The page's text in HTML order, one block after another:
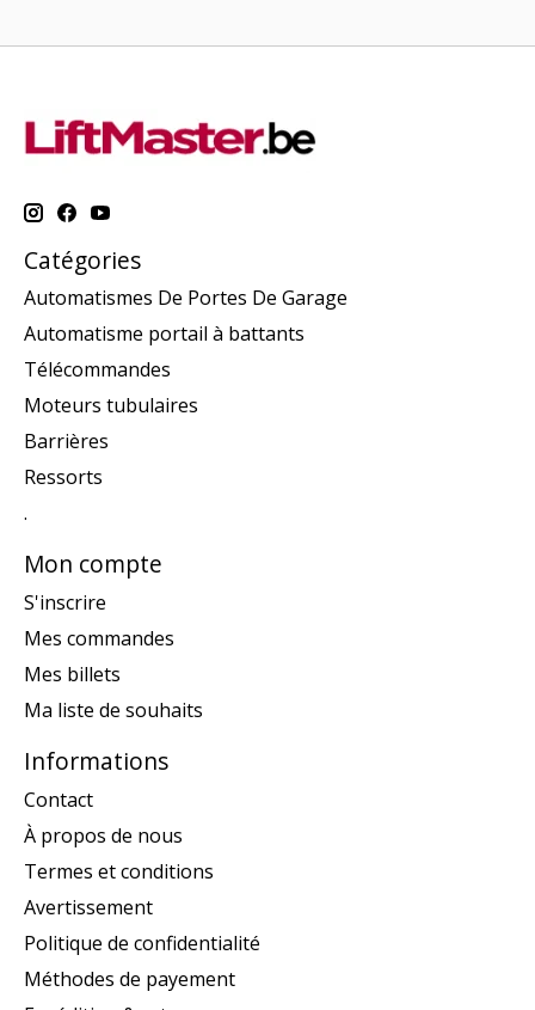
Catégories
Automatismes De Portes De Garage
Automatisme portail à battants
Télécommandes
Moteurs tubulaires
Barrières
Ressorts
.
Mon compte
S'inscrire
Mes commandes
Mes billets
Ma liste de souhaits
Informations
Contact
À propos de nous
Termes et conditions
Avertissement
Politique de confidentialité
Méthodes de payement